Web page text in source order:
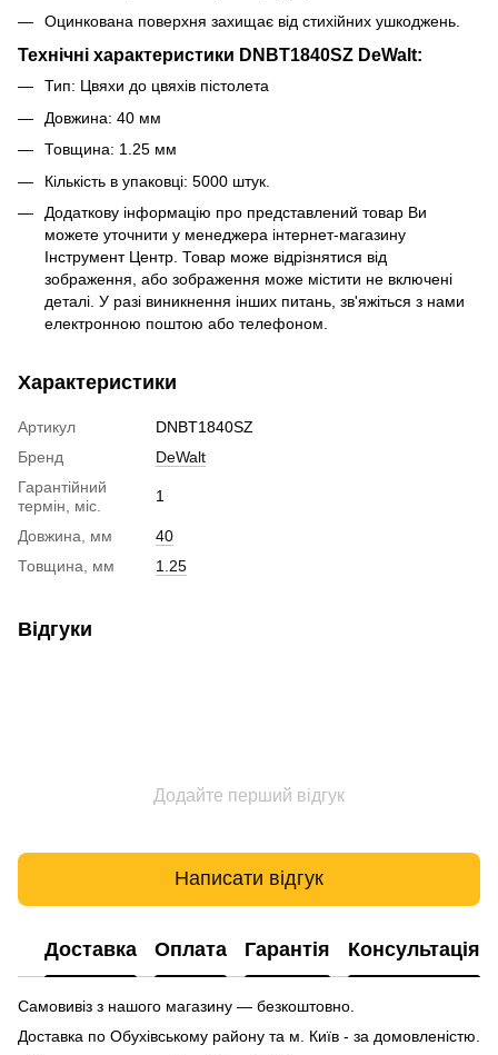
Оцинкована поверхня захищає від стихійних ушкоджень.
Технічні характеристики DNBT1840SZ DeWalt:
Тип: Цвяхи до цвяхів пістолета
Довжина: 40 мм
Товщина: 1.25 мм
Кількість в упаковці: 5000 штук.
Додаткову інформацію про представлений товар Ви
можете уточнити у менеджера інтернет-магазину
Інструмент Центр. Товар може відрізнятися від
зображення, або зображення може містити не включені
деталі. У разі виникнення інших питань, зв'яжіться з нами
електронною поштою або телефоном.
Характеристики
Артикул
DNBT1840SZ
Бренд
DeWalt
Гарантійний
термін, міс.
1
Довжина, мм
40
Товщина, мм
1.25
Відгуки
Додайте перший відгук
Написати відгук
Доставка Оплата Гарантія Консультація
Самовивіз з нашого магазину — безкоштовно.
Доставка по Обухівському району та м. Київ - за домовленістю.